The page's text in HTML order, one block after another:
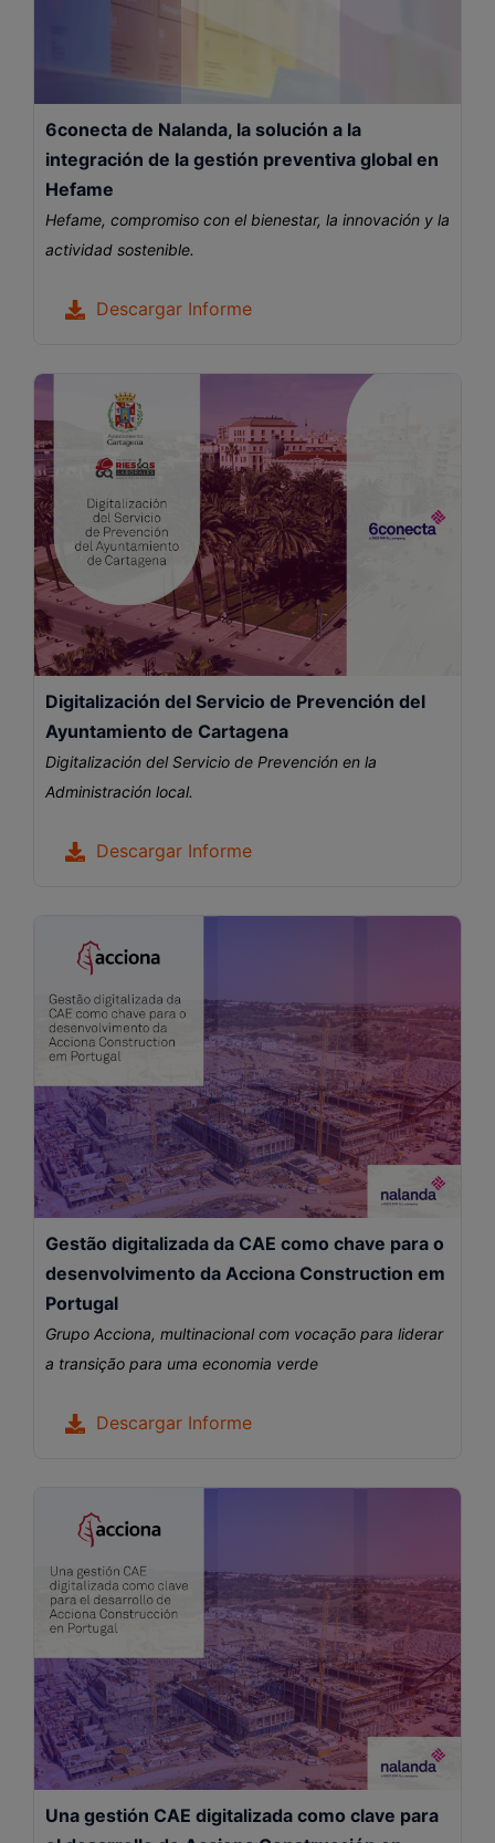
6conecta de Nalanda, la solución a la
integración de la gestión preventiva global en
Hefame
Hefame, compromiso con el bienestar, la innovación y la
actividad sostenible.
Descargar Informe
Digitalización del Servicio de Prevención del
Ayuntamiento de Cartagena
Digitalización del Servicio de Prevención en la
Administración local.
Descargar Informe
Gestão digitalizada da CAE como chave para o
desenvolvimento da Acciona Construction em
Portugal
Grupo Acciona, multinacional com vocação para liderar
a transição para uma economia verde
Descargar Informe
Una gestión CAE digitalizada como clave para